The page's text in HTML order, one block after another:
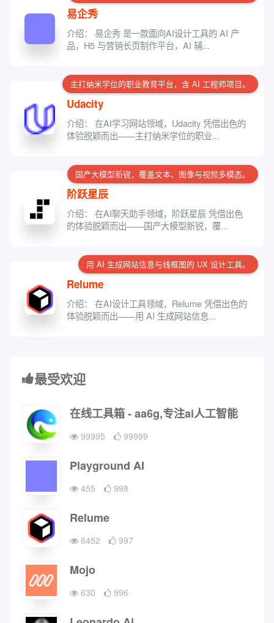
易企秀
介绍： 易企秀 是一款面向AI设计工具的 AI 产
品，H5 与营销长页制作平台，AI 辅...
主打纳米学位的职业教育平台，含 AI 工程师项目。
Udacity
介绍： 在AI学习网站领域，Udacity 凭借出色的
体验脱颖而出——主打纳米学位的职业...
国产大模型新锐，覆盖文本、图像与视频多模态。
阶跃星辰
介绍： 在AI聊天助手领域，阶跃星辰 凭借出色
的体验脱颖而出——国产大模型新锐，覆...
用 AI 生成网站信息与线框图的 UX 设计工具。
Relume
介绍： 在AI设计工具领域，Relume 凭借出色的
体验脱颖而出——用 AI 生成网站信息...
最受欢迎
在线工具箱 - aa6g,专注ai人工智能
99995 99999
Playground AI
455 998
Relume
8452 997
Mojo
630 996